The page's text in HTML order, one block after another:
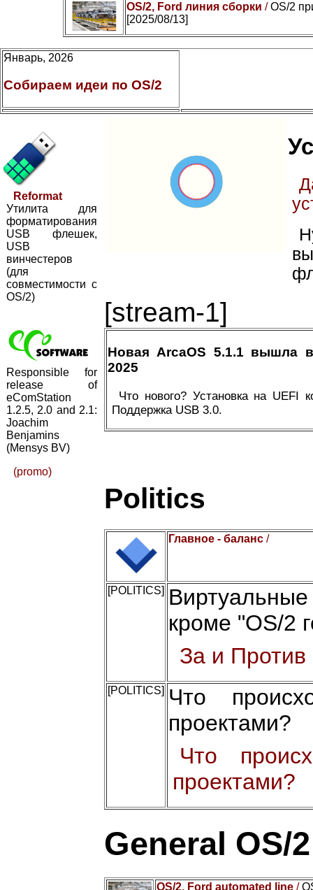
OS/2, Ford линия сборки /OS/2
[2025/08/13]
Январь, 2026
Собираем идеи по OS/2
Reformat
Утилита для
форматирования
USB флешек,
USB
винчестеров
(для
совместимости с
OS/2)
Responsible for
release of
eComStation
1.2.5, 2.0 and 2.1:
Joachim
Benjamins
(Mensys BV)
(promo)
[stream-1]
Новая ArcaOS 5.1.1 вышла
2025
Что нового? Установка на UEFI
Поддержка USB 3.0.
Politics
Главное - баланс /
[POLITICS]
кроме "OS/2
За и Против
[POLITICS] Что
проектами?
Что
проектами?
General OS/
OS/2, Ford automated line /